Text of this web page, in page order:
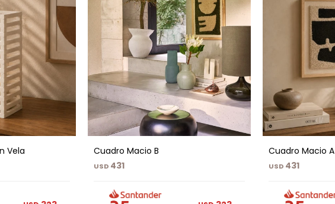
Vela Cuadro Macio B
USD 431
Cuadro Macio A
USD 431